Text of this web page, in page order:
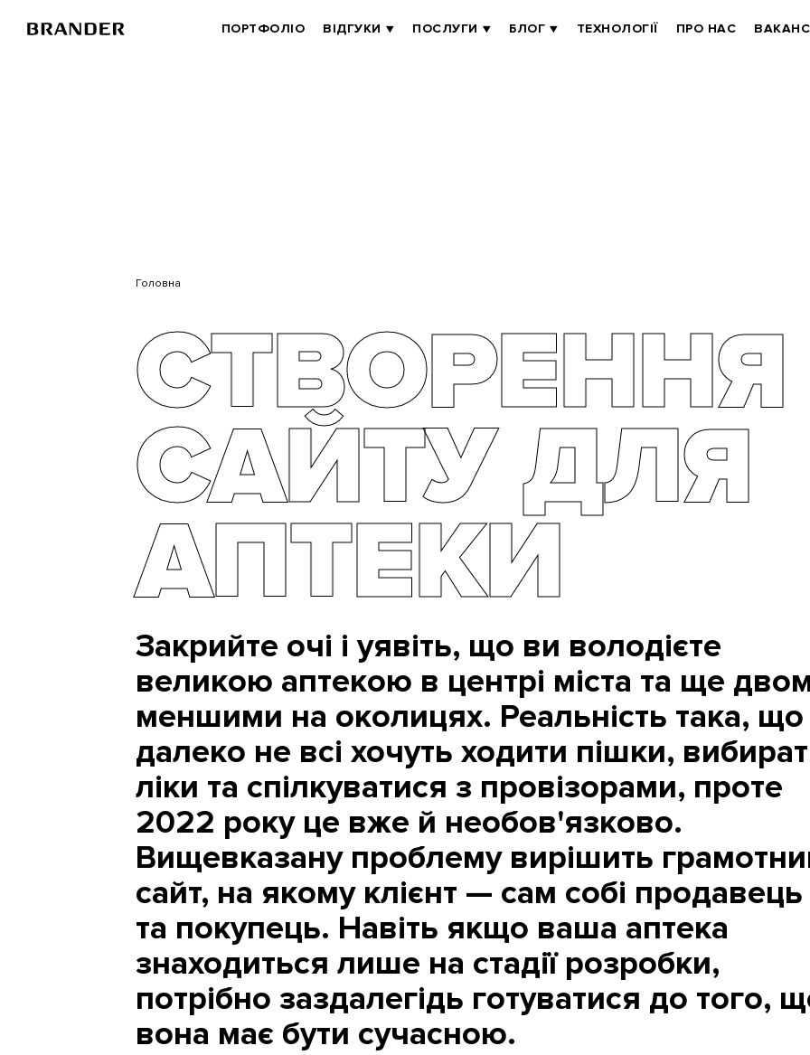
BRANDER
ПОРТФОЛІО ВІДГУКИ ПОСЛУГИ БЛОГ ТЕХНОЛОГІЇ ПРО НАС
Головна
СТВОРЕННЯ
САЙТУ ДЛЯ
АПТЕКИ
Закрийте очі і уявіть, що ви володієте
великою аптекою в центрі міста та ще
меншими на околицях. Реальність така, що
далеко не всі хочуть ходити пішки,
ліки та спілкуватися з провізорами, проте
2022 року це вже й необов'язково.
Вищевказану проблему вирішить
сайт, на якому клієнт — сам собі продавець
та покупець. Навіть якщо ваша аптека
знаходиться лише на стадії розробки,
потрібно заздалегідь готуватися до того,
вона має бути сучасною.